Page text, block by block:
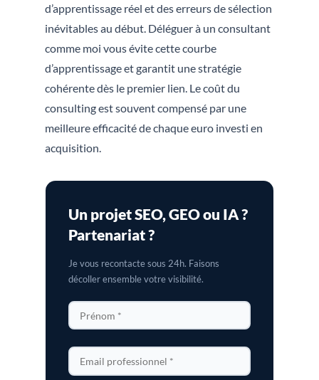
d’apprentissage réel et des erreurs de sélection
inévitables au début. Déléguer à un consultant
comme moi vous évite cette courbe
d’apprentissage et garantit une stratégie
cohérente dès le premier lien. Le coût du
consulting est souvent compensé par une
meilleure efficacité de chaque euro investi en
acquisition.
Un projet SEO, GEO ou IA ?
Partenariat ?
Je vous recontacte sous 24h. Faisons
décoller ensemble votre visibilité.